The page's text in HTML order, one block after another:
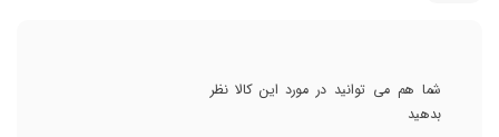
شما هم می توانید در مورد این کالا نظر
بدهید